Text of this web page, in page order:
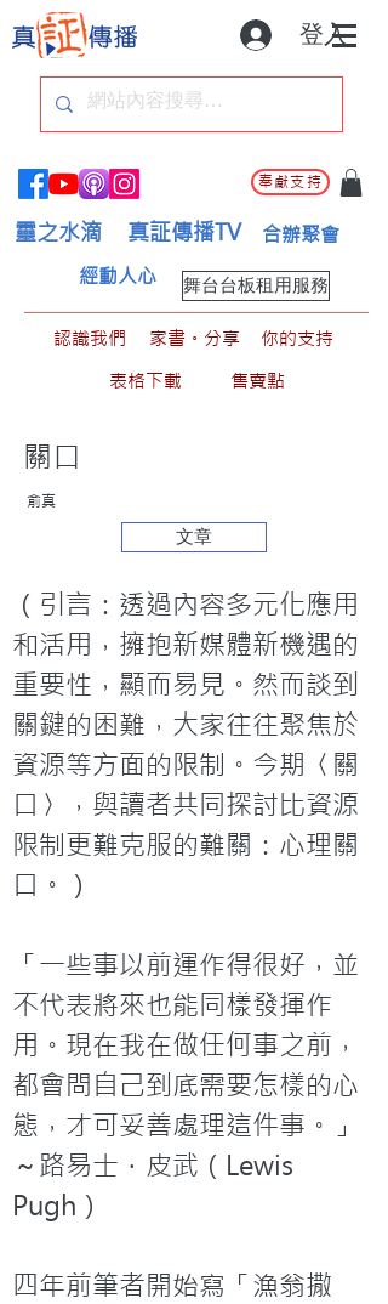
登入
奉獻支持
靈之水滴 真証傳播TV 合辦聚會
舞台台板租用服務
經動人心
認識我們 家書。分享
你的支持
表格下載
售賣點
關口
俞真
文章
（引言：透過內容多元化應用
和活用，擁抱新媒體新機遇的
重要性，顯而易見。然而談到
關鍵的困難，大家往往聚焦於
資源等方面的限制。今期〈關
口〉，與讀者共同探討比資源
限制更難克服的難關：心理關
口。）
「一些事以前運作得很好，並
不代表將來也能同樣發揮作
用。現在我在做任何事之前，
都會問自己到底需要怎樣的心
態，才可妥善處理這件事。」
～路易士．皮武（Lewis
Pugh）
四年前筆者開始寫「漁翁撒